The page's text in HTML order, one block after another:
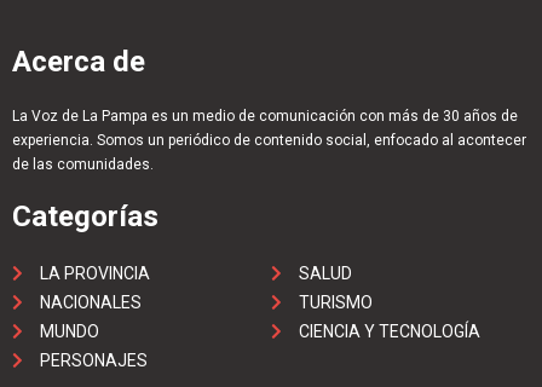
Acerca de
La Voz de La Pampa es un medio de comunicación con más de 30 años de
experiencia. Somos un periódico de contenido social, enfocado al acontecer
de las comunidades.
Categorías
LA PROVINCIA
NACIONALES
MUNDO
PERSONAJES
SALUD
TURISMO
CIENCIA Y TECNOLOGÍA